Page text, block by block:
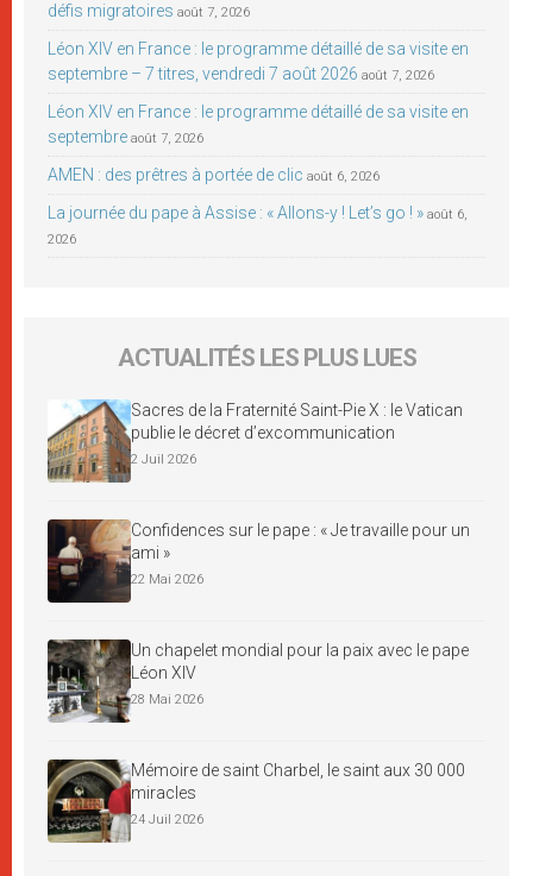
défis migratoires août 7, 2026
Léon XIV en France : le programme détaillé de sa visite en
septembre – 7 titres, vendredi 7 août 2026 août 7, 2026
Léon XIV en France : le programme détaillé de sa visite en
septembre août 7, 2026
AMEN : des prêtres à portée de clic août 6, 2026
La journée du pape à Assise : « Allons-y ! Let’s go ! » août 6,
2026
ACTUALITÉS LES PLUS LUES
Sacres de la Fraternité Saint-Pie X : le Vatican
publie le décret d’excommunication
2 Juil 2026
Confidences sur le pape : « Je travaille pour un
ami »
22 Mai 2026
Un chapelet mondial pour la paix avec le pape
Léon XIV
28 Mai 2026
Mémoire de saint Charbel, le saint aux 30 000
miracles
24 Juil 2026